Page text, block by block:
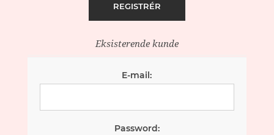
Eksisterende kunde
E-mail:
Password: